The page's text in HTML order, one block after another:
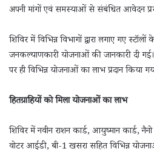
अपनी मांगों एवं समस्याओं से संबंधित आवेदन
शिविर में विभिन्न विभागों द्वारा लगाए गए
जनकल्याणकारी योजनाओं की जानकारी दी गई।
पर ही विभिन्न योजनाओं का लाभ प्रदान किया
हितग्राहियों को मिला योजनाओं का लाभ
शिविर में नवीन राशन कार्ड, आयुष्मान कार्ड,
वोटर आईडी, बी-1 खसरा सहित विभिन्न